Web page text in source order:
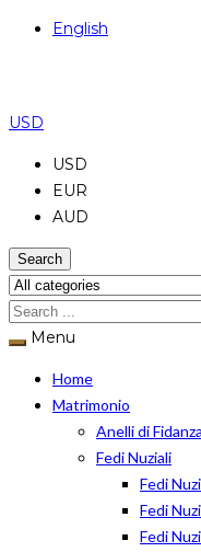
English
USD
USD
EUR
AUD
Search
Menu
Home
Matrimonio
Anelli di
Fedi Nuziali
Fedi
Fedi
Fedi